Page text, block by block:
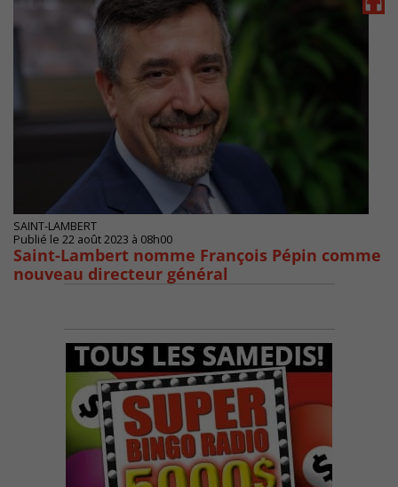
SAINT-LAMBERT
Publié le 22 août 2023 à 08h00
Saint-Lambert nomme François Pépin comme
nouveau directeur général